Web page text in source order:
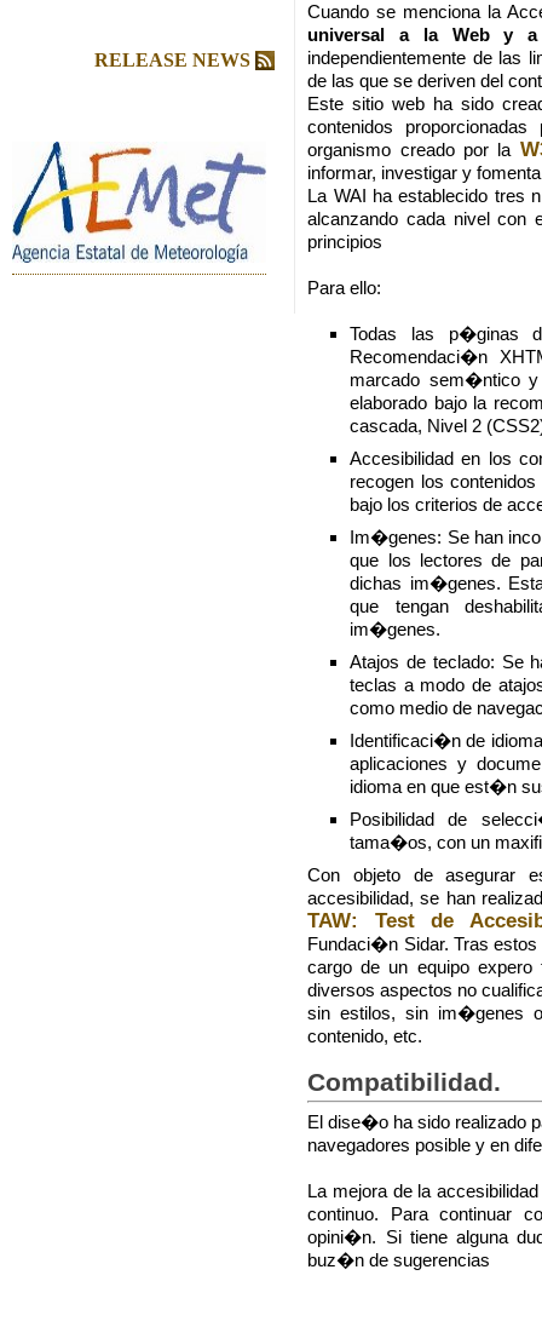
RELEASE NEWS
Cuando se menciona la
universal a la Web y a
independientemente de las
de las que se deriven del
Este sitio web ha sido
contenidos
organismo creado por la
informar, investigar y
La WAI ha establecido tres
alcanzando cada nivel con
principios
Para ello:
Todas las p�ginas
Recomendaci�n
marcado sem�ntico
elaborado bajo la
cascada, Nivel 2
Accesibilidad en los
recogen los
bajo los criterios de
Im�genes: Se han
que los lectores de
dichas im�genes.
que tengan
im�genes.
Atajos de teclado: Se
teclas a modo de
como medio de
Identificaci�n de
aplicaciones y
idioma en que est�n
Posibilidad de
tama�os, con un
Con objeto de asegurar
accesibilidad, se han
TAW: Test de
Fundaci�n Sidar. Tras
cargo de un equipo
diversos aspectos no
sin estilos, sin im�genes
contenido, etc.
Compatibilidad.
El dise�o ha sido realizado
navegadores posible y en
La mejora de la
continuo. Para continuar
opini�n. Si tiene alguna
buz�n de sugerencias